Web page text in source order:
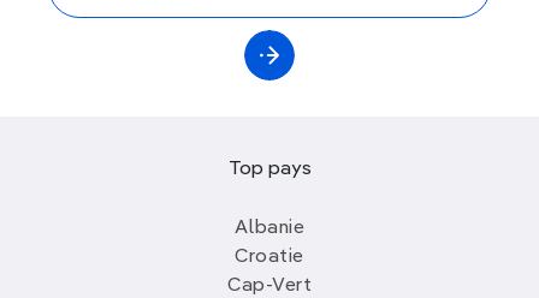
Top pays
Albanie
Croatie
Cap-Vert